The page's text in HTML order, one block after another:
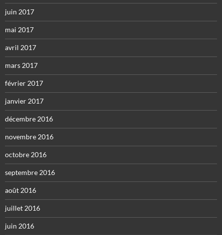
juin 2017
mai 2017
avril 2017
mars 2017
février 2017
janvier 2017
décembre 2016
novembre 2016
octobre 2016
septembre 2016
août 2016
juillet 2016
juin 2016